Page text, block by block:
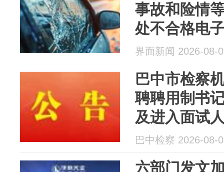
事故和险情
处不合格电
界面新闻 2026-08-
巴中市检察
聘聘用制书
及进入面试
巴中检察 2026-08-
六部门发文